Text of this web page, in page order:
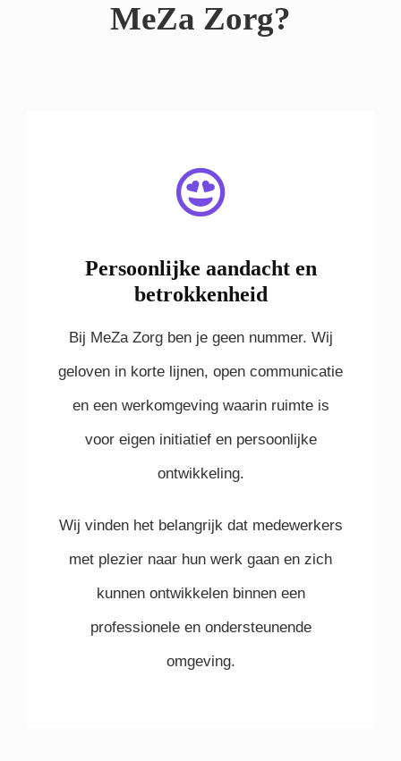
MeZa Zorg?
Persoonlijke aandacht en
betrokkenheid
Bij MeZa Zorg ben je geen nummer. Wij
geloven in korte lijnen, open communicatie
en een werkomgeving waarin ruimte is
voor eigen initiatief en persoonlijke
ontwikkeling.
Wij vinden het belangrijk dat medewerkers
met plezier naar hun werk gaan en zich
kunnen ontwikkelen binnen een
professionele en ondersteunende
omgeving.